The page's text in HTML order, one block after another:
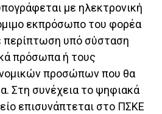
με ηλεκτρονική
εκπρόσωπο του φορέα
περίπτωση υπό σύσταση
πρόσωπα ή τους
προσώπων που θα
Στη συνέχεια το ψηφιακά
επισυνάπτεται στο ΠΣΚΕ